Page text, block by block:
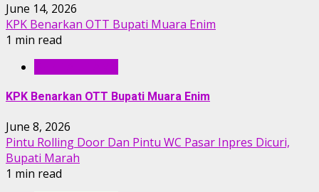
June 14, 2026
KPK Benarkan OTT Bupati Muara Enim
1 min read
KPK Benarkan OTT Bupati Muara Enim
June 8, 2026
Pintu Rolling Door Dan Pintu WC Pasar Inpres Dicuri,
Bupati Marah
1 min read